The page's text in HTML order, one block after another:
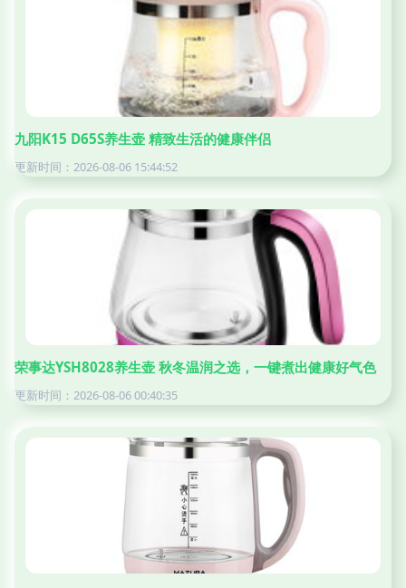
九阳K15 D65S养生壶 精致生活的健康伴侣
更新时间：2026-08-06 15:44:52
荣事达YSH8028养生壶 秋冬温润之选，一键煮出健康好气色
更新时间：2026-08-06 00:40:35